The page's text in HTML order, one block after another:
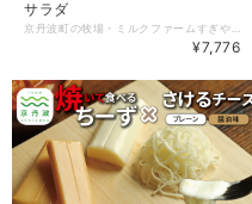
サラダ
¥7,776